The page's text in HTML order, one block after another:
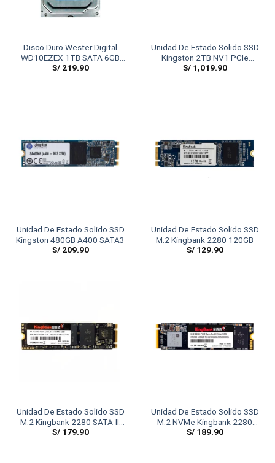
Disco Duro Wester Digital
WD10EZEX 1TB SATA 6GB
7200RPM Azul
S/219.90
Unidad De Estado Solido SSD
Kingston 2TB NV1 PCIe
NVMe M.2
S/1,019.90
Unidad De Estado Solido SSD
Kingston 480GB A400 SATA3
S/209.90
Unidad De Estado Solido SSD
M.2 Kingbank 2280 120GB
S/129.90
Unidad De Estado Solido SSD
M.2 Kingbank 2280 SATA-III
240GB
S/179.90
Unidad De Estado Solido SSD
M.2 NVMe Kingbank 2280
SSD 128GB
S/189.90